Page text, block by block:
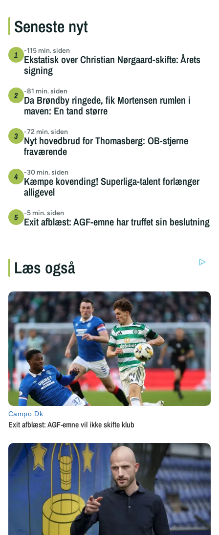
Seneste nyt
-115 min. siden
Ekstatisk over Christian Nørgaard-skifte: Årets
signing
-81 min. siden
Da Brøndby ringede, fik Mortensen rumlen i
maven: En tand større
-72 min. siden
Nyt hovedbrud for Thomasberg: OB-stjerne
fraværende
-30 min. siden
Kæmpe kovending! Superliga-talent forlænger
alligevel
-5 min. siden
Exit afblæst: AGF-emne har truffet sin beslutning